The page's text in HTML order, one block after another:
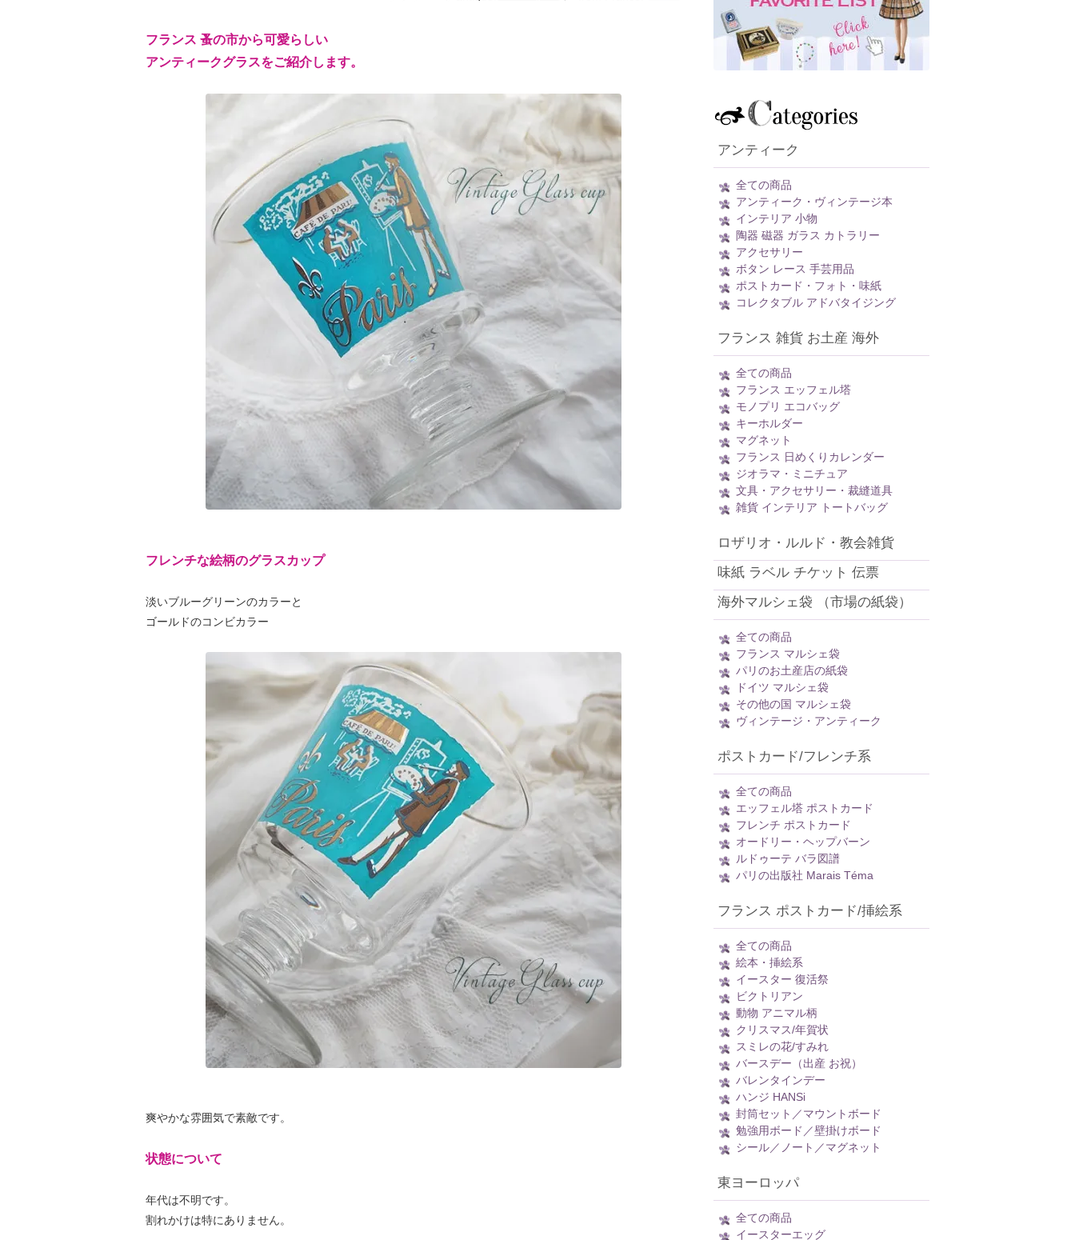
フランス 蚤の市から可愛らしい
アンティークグラスをご紹介します。
フレンチな絵柄のグラスカップ
淡いブルーグリーンのカラーと
ゴールドのコンビカラー
爽やかな雰囲気で素敵です。
状態について
年代は不明です。
割れかけは特にありません。
アンティーク
全ての商品
アンティーク・ヴィンテージ本
インテリア 小物
陶器 磁器 ガラス カトラリー
アクセサリー
ボタン レース 手芸用品
ポストカード・フォト・味紙
コレクタブル アドバタイジング
フランス 雑貨 お土産 海外
全ての商品
フランス エッフェル塔
モノプリ エコバッグ
キーホルダー
マグネット
フランス 日めくりカレンダー
ジオラマ・ミニチュア
文具・アクセサリー・裁縫道具
雑貨 インテリア トートバッグ
ロザリオ・ルルド・教会雑貨
味紙 ラベル チケット 伝票
海外マルシェ袋 （市場の紙袋）
全ての商品
フランス マルシェ袋
パリのお土産店の紙袋
ドイツ マルシェ袋
その他の国 マルシェ袋
ヴィンテージ・アンティーク
ポストカード/フレンチ系
全ての商品
エッフェル塔 ポストカード
フレンチ ポストカード
オードリー・ヘップバーン
ルドゥーテ バラ図譜
パリの出版社 Marais Téma
フランス ポストカード/挿絵系
全ての商品
絵本・挿絵系
イースター 復活祭
ビクトリアン
動物 アニマル柄
クリスマス/年賀状
スミレの花/すみれ
バースデー（出産 お祝）
バレンタインデー
ハンジ HANSi
封筒セット／マウントボード
勉強用ボード／壁掛けボード
シール／ノート／マグネット
東ヨーロッパ
全ての商品
イースターエッグ